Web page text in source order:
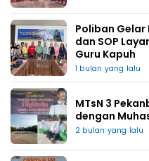
Poliban
dan SOP
Guru Kapuh
1 bulan yang lalu
MTsN 3
dengan
2 bulan yang lalu